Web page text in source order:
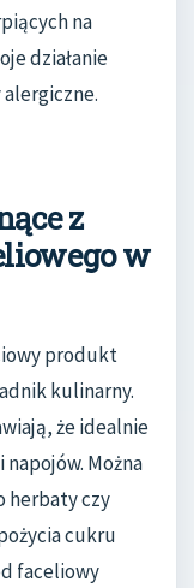
na
działanie
z
w
produkt
kulinarny.
że idealnie
Można
herbaty czy
cukru
faceliowy